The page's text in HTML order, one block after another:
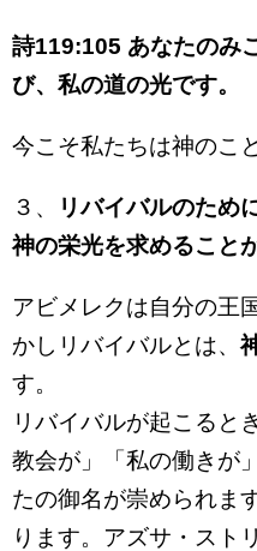
詩119:105 あなたのみ
び、私の道の光です。
今こそ私たちは神のこ
３、
リバイバルのため
神の栄光を求めること
アビメレクは自分の王
かしリバイバルとは、
す。
リバイバルが起こると
教会が」「私の働きが
たの御名が崇められま
ります。アズサ・スト